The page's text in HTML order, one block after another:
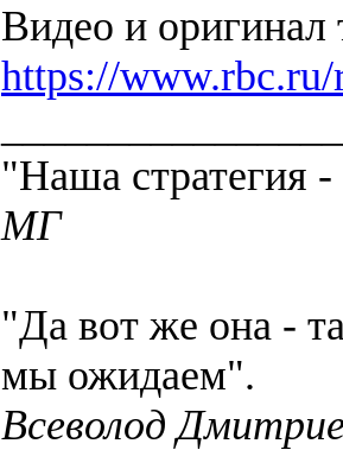
Видео и оригинал
https://www.rbc.ru/
"Наша стратегия
МГ
"Да вот же она -
мы ожидаем".
Всеволод